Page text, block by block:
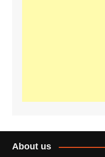
About us